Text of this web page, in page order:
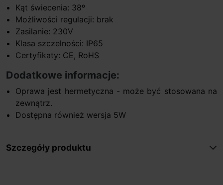
Kąt świecenia: 38º
Możliwości regulacji: brak
Zasilanie: 230V
Klasa szczelności: IP65
Certyfikaty: CE, RoHS
Dodatkowe informacje:
Oprawa jest hermetyczna - może być stosowana na
zewnątrz.
Dostępna również wersja 5W
Szczegóły produktu